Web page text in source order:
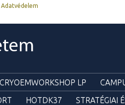
Adatvédelem
CRYOEMWORKSHOP LP
HOTDK37 STRATÉGIAI